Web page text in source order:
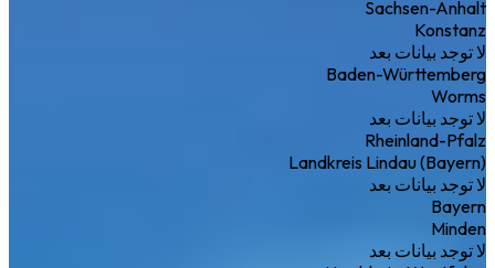
Sachsen-Anhalt
Konstanz
لا توجد بيانات بعد
Baden-Württemberg
Worms
لا توجد بيانات بعد
Rheinland-Pfalz
Landkreis Lindau (Bayern)
لا توجد بيانات بعد
Bayern
Minden
لا توجد بيانات بعد